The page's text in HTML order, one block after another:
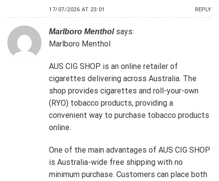
17/07/2026 AT 23:01 REPLY
Marlboro Menthol says:
Marlboro Menthol
AUS CIG SHOP is an online retailer of
cigarettes delivering across Australia. The
shop provides cigarettes and roll-your-own
(RYO) tobacco products, providing a
convenient way to purchase tobacco products
online.
One of the main advantages of AUS CIG SHOP
is Australia-wide free shipping with no
minimum purchase. Customers can place both